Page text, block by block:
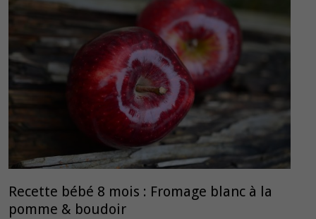
Recette bébé 8 mois : Fromage blanc à la
pomme & boudoir